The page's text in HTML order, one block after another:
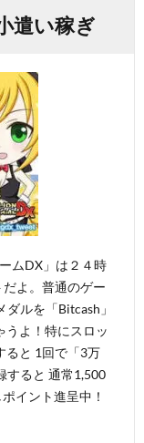
遣い稼ぎ
ムDX」は２４時
よ。普通のゲー
ルを「Bitcash」
うよ！特にスロッ
ると 1回で「3万
すると 通常1,500
イント進呈中！